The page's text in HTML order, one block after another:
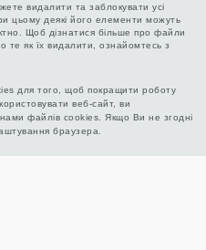
видалити та заблокувати усі
цьому деякі його елементи можуть
Щоб дізнатися більше про файли
те як їх видалити, ознайомтесь з
для того, щоб покращити роботу
веб-сайт, ви
файлів cookies. Якщо Ви не згодні
браузера.
РАЗДЕЛЕ САЙТА НИЧЕГО
ВСКОРЕ ПОЯВИТСЯ.